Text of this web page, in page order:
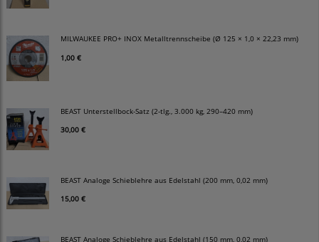
MILWAUKEE PRO+ INOX Metalltrennscheibe (Ø 125 × 1,0 × 22,23 mm)
1,00 €
BEAST Unterstellbock-Satz (2-tlg., 3.000 kg, 290–420 mm)
30,00 €
BEAST Analoge Schieblehre aus Edelstahl (200 mm, 0,02 mm)
15,00 €
BEAST Analoge Schieblehre aus Edelstahl (150 mm, 0,02 mm)